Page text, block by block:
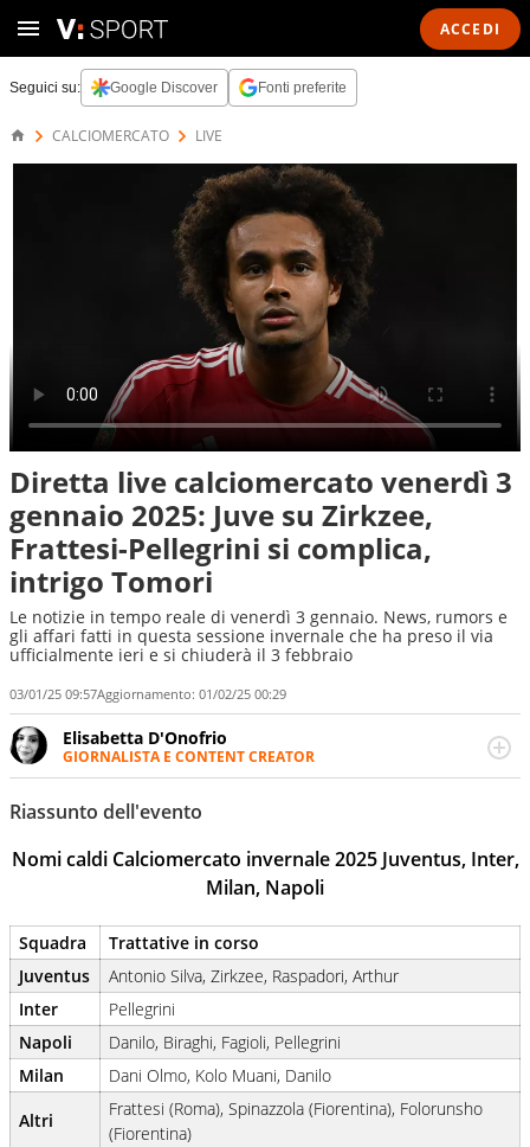
ACCEDI
Seguici su: Google Discover Fonti preferite
CALCIOMERCATO LIVE
Diretta live calciomercato venerdì 3
gennaio 2025: Juve su Zirkzee,
Frattesi-Pellegrini si complica,
intrigo Tomori
Le notizie in tempo reale di venerdì 3 gennaio. News, rumors e
gli affari fatti in questa sessione invernale che ha preso il via
ufficialmente ieri e si chiuderà il 3 febbraio
03/01/25 09:57Aggiornamento: 01/02/25 00:29
Elisabetta D'Onofrio
GIORNALISTA E CONTENT CREATOR
Giornalista professionista dal 2007, scrive per curiosità
personale e necessità: soprattutto di calcio, di sport e dei
suoi protagonisti, concedendosi innocenti evasioni
destra, oggi si sente a suo agio nel ruolo di libero. Cura
una classifica riservata dei migliori 5 calciatori di sempre.
Riassunto dell'evento
Nomi caldi Calciomercato invernale 2025 Juventus, Inter,
Milan, Napoli
Squadra
Trattative in corso
Juventus
Antonio Silva, Zirkzee, Raspadori, Arthur
Inter
Pellegrini
Napoli
Danilo, Biraghi, Fagioli, Pellegrini
Milan
Dani Olmo, Kolo Muani, Danilo
Altri
Frattesi (Roma), Spinazzola (Fiorentina), Folorunsho
(Fiorentina)